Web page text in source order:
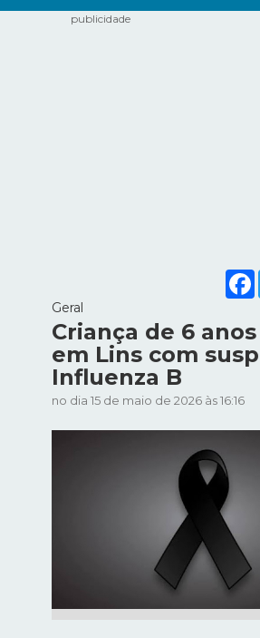
publicidade
Geral
Criança de 6
em Lins com
Influenza B
no dia 15 de maio de 2026 às 16:16